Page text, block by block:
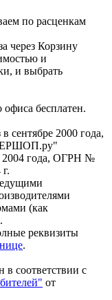
по расценкам
через Корзину
и
и выбрать
бесплатен.
сентябре 2000 года,
2004 года, ОГРН №
(как
реквизиты
.
в соответствии с
от